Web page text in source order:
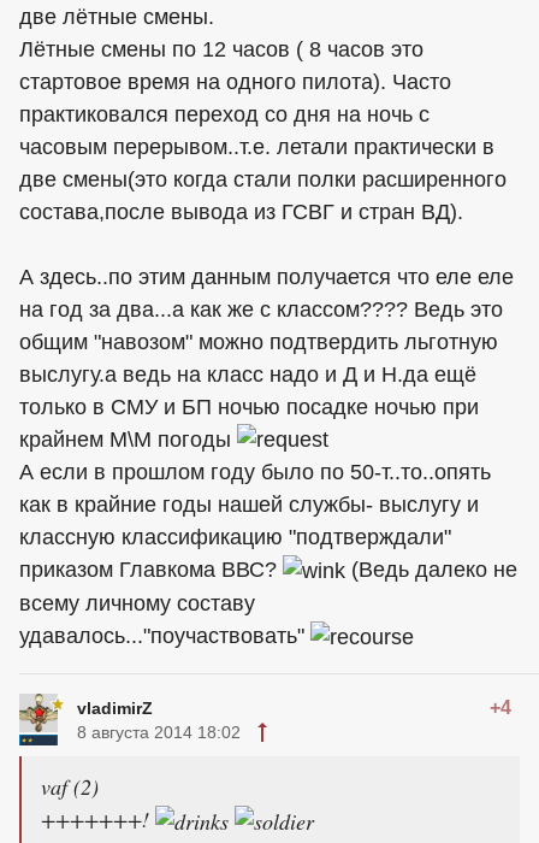
две лётные смены.
Лётные смены по 12 часов ( 8 часов это
стартовое время на одного пилота). Часто
практиковался переход со дня на ночь с
часовым перерывом..т.е. летали практически в
две смены(это когда стали полки расширенного
состава,после вывода из ГСВГ и стран ВД).
А здесь..по этим данным получается что еле еле
на год за два...а как же с классом???? Ведь это
общим "навозом" можно подтвердить льготную
выслугу.а ведь на класс надо и Д и Н.да ещё
только в СМУ и БП ночью посадке ночью при
крайнем М\М погоды
А если в прошлом году было по 50-т..то..опять
как в крайние годы нашей службы- выслугу и
классную классификацию "подтверждали"
приказом Главкома ВВС?
(Ведь далеко не
всему личному составу
удавалось..."поучаствовать"
vladimirZ +4
8 августа 2014 18:02
vaf (2)
+++++++!